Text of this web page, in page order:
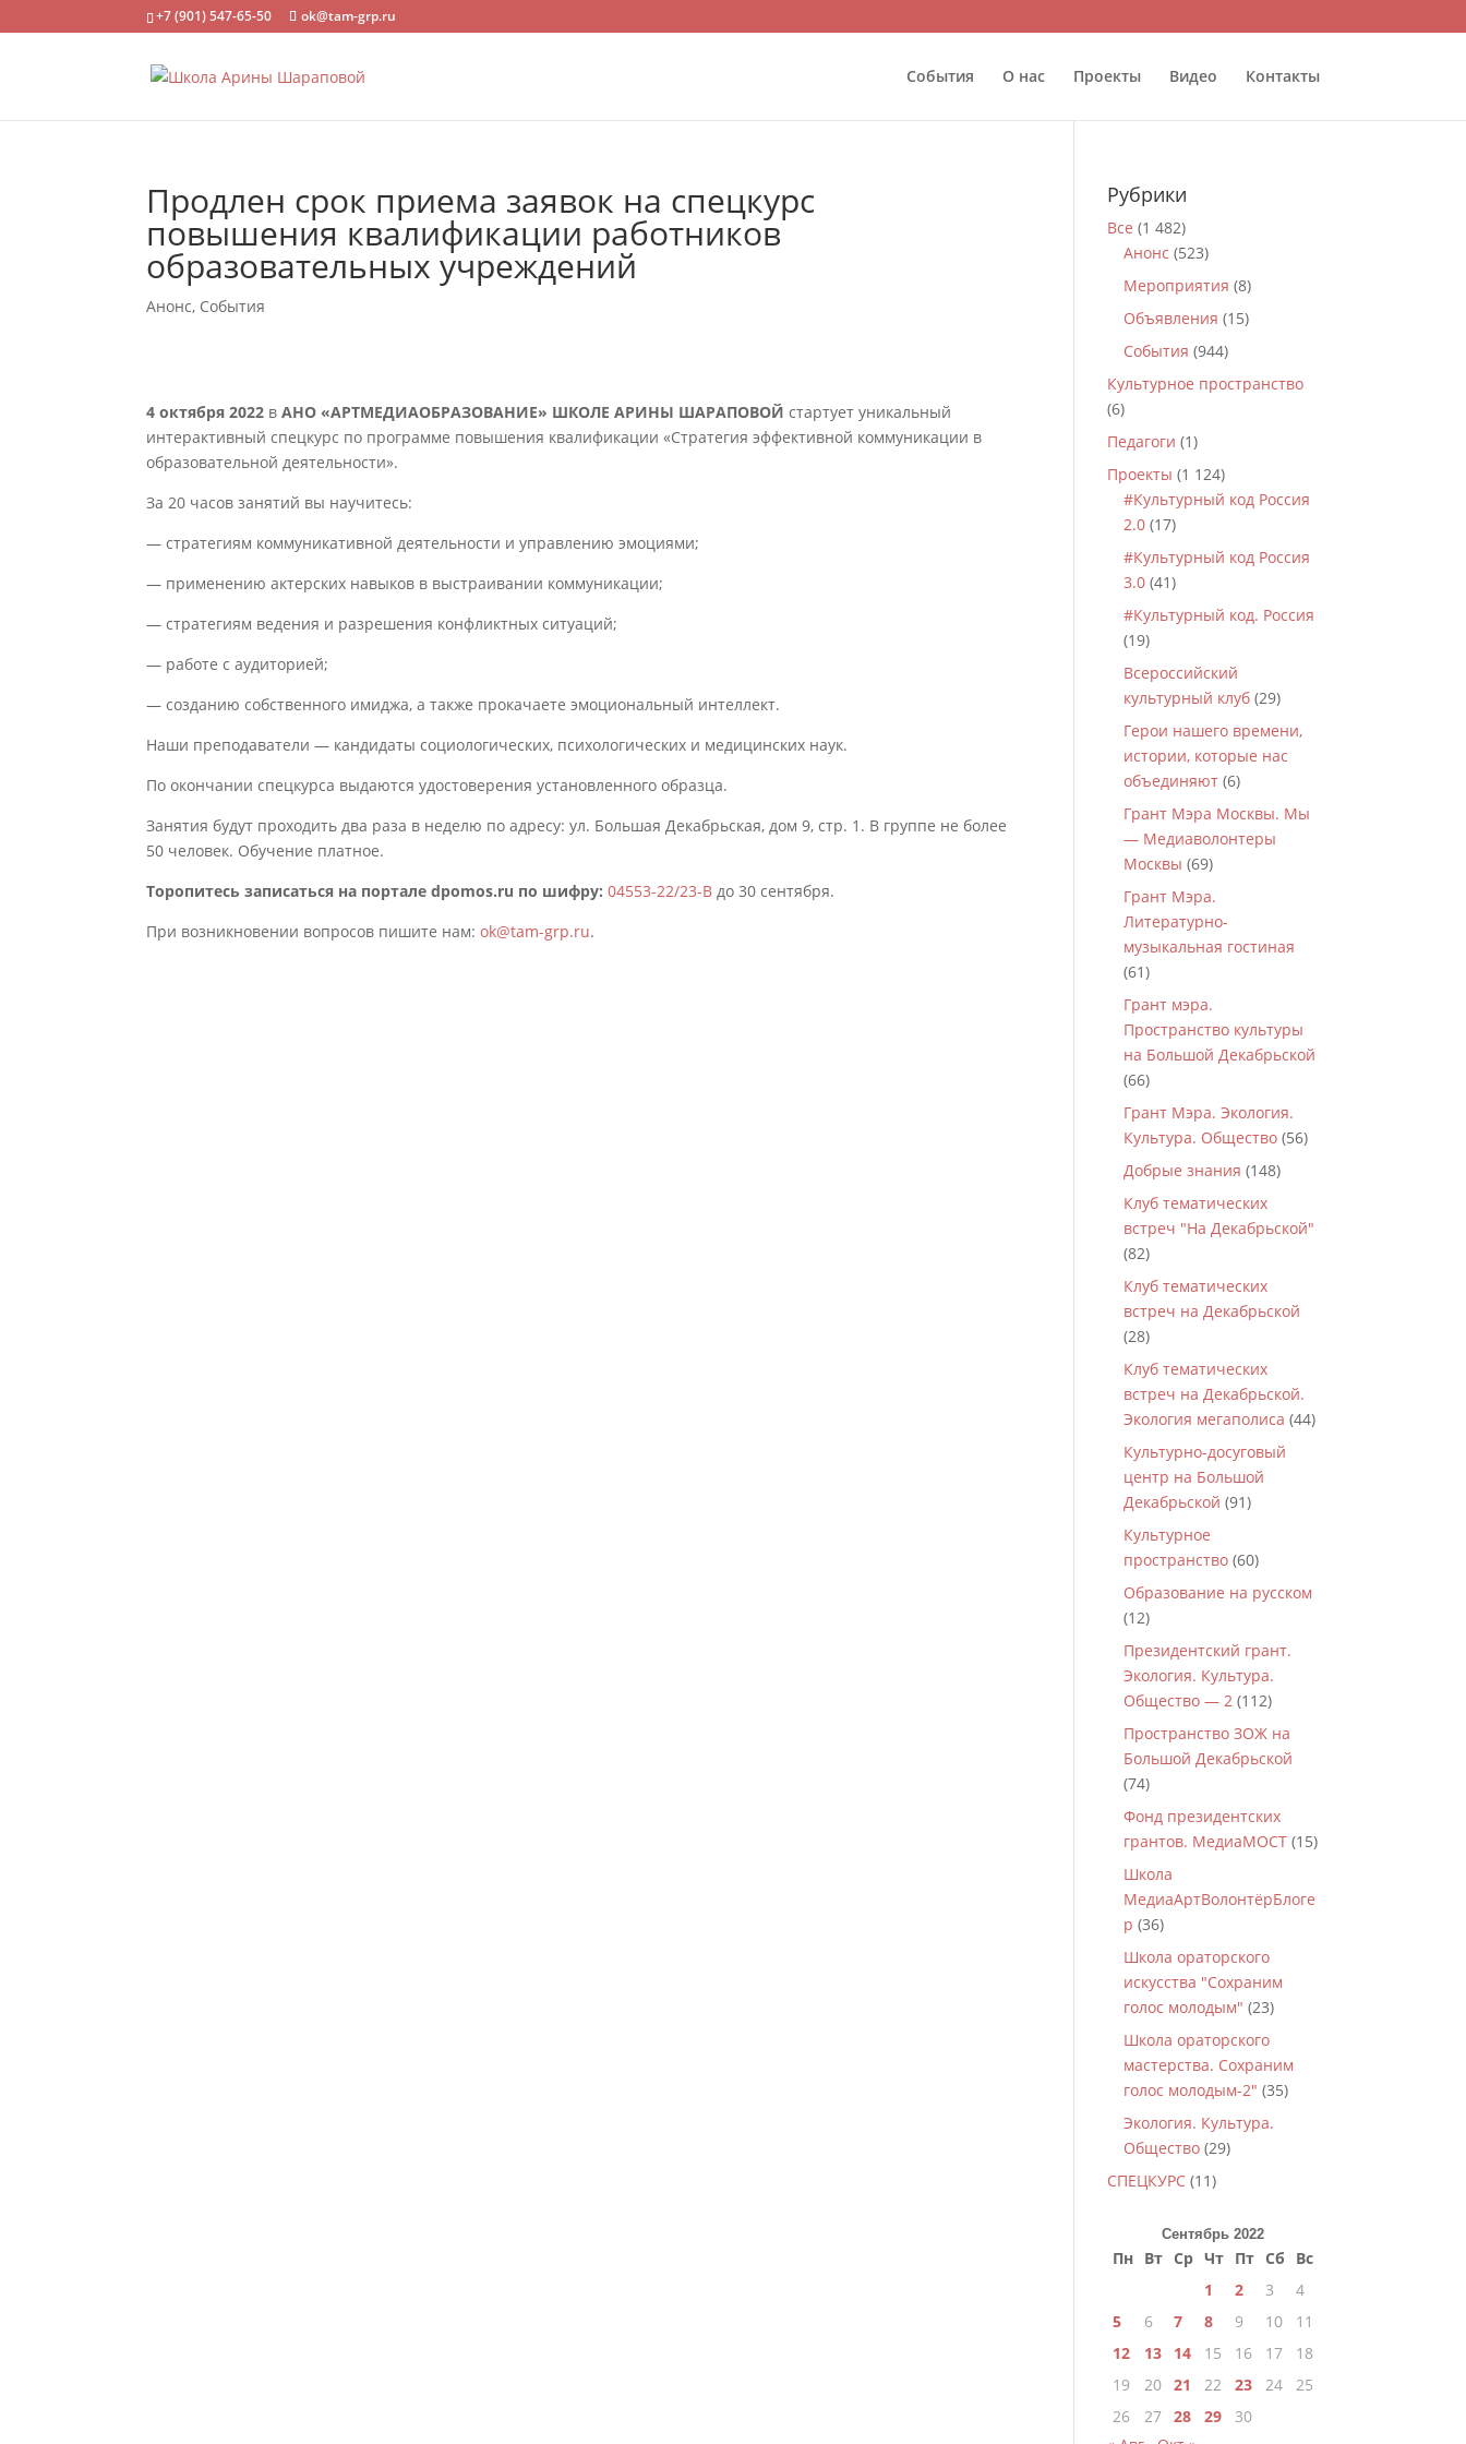
+7 (901) 547-65-50 ok@tam-grp.ru
События О нас Проекты Видео Контакты
Продлен срок приема заявок на спецкурс
повышения квалификации работников
образовательных учреждений
Анонс, События
4 октября 2022 вАНО «АРТМЕДИАОБРАЗОВАНИЕ» ШКОЛЕ АРИНЫ ШАРАПОВОЙ стартует уникальный
интерактивный спецкурс по программе повышения квалификации «Стратегия эффективной коммуникации в
образовательной деятельности».
За 20 часов занятий вы научитесь:
— стратегиям коммуникативной деятельности и управлению эмоциями;
— применению актерских навыков в выстраивании коммуникации;
— стратегиям ведения и разрешения конфликтных ситуаций;
— работе с аудиторией;
— созданию собственного имиджа, а также прокачаете эмоциональный интеллект.
Наши преподаватели — кандидаты социологических, психологических и медицинских наук.
По окончании спецкурса выдаются удостоверения установленного образца.
Занятия будут проходить два раза в неделю по адресу: ул. Большая Декабрьская, дом 9, стр. 1. В группе не более
50 человек. Обучение платное.
Торопитесь записаться на портале dpomos.ru по шифру: 04553-22/23-Вдо 30 сентября.
При возникновении вопросов пишите нам:ok@tam-grp.ru.
Рубрики
Все (1 482)
Анонс (523)
Мероприятия (8)
Объявления (15)
События (944)
Культурное пространство
(6)
Педагоги (1)
Проекты (1 124)
#Культурный код Россия
2.0 (17)
#Культурный код Россия
3.0 (41)
#Культурный код. Россия
(19)
Всероссийский
культурный клуб (29)
Герои нашего времени,
истории, которые нас
объединяют (6)
Грант Мэра Москвы. Мы
— Медиаволонтеры
Москвы (69)
Грант Мэра.
Литературно-
музыкальная гостиная
(61)
Грант мэра.
Пространство культуры
на Большой Декабрьской
(66)
Грант Мэра. Экология.
Культура. Общество (56)
Добрые знания (148)
Клуб тематических
встреч "На Декабрьской"
(82)
Клуб тематических
встреч на Декабрьской
(28)
Клуб тематических
встреч на Декабрьской.
Экология мегаполиса (44)
Культурно-досуговый
центр на Большой
Декабрьской (91)
Культурное
пространство (60)
Образование на русском
(12)
Президентский грант.
Экология. Культура.
Общество — 2 (112)
Пространство ЗОЖ на
Большой Декабрьской
(74)
Фонд президентских
грантов. МедиаМОСТ (15)
Школа
МедиаАртВолонтёрБлоге
р (36)
Школа ораторского
искусства "Сохраним
голос молодым" (23)
Школа ораторского
мастерства. Сохраним
голос молодым-2" (35)
Экология. Культура.
Общество (29)
СПЕЦКУРС (11)
Сентябрь 2022
Пн Вт Ср Чт Пт Сб
Вс
1
2 3
4
5
6 7 8 9 10
11
12
13 14 15 16 17
18
19
20 21 22 23 24
25
26
27 28 29
30